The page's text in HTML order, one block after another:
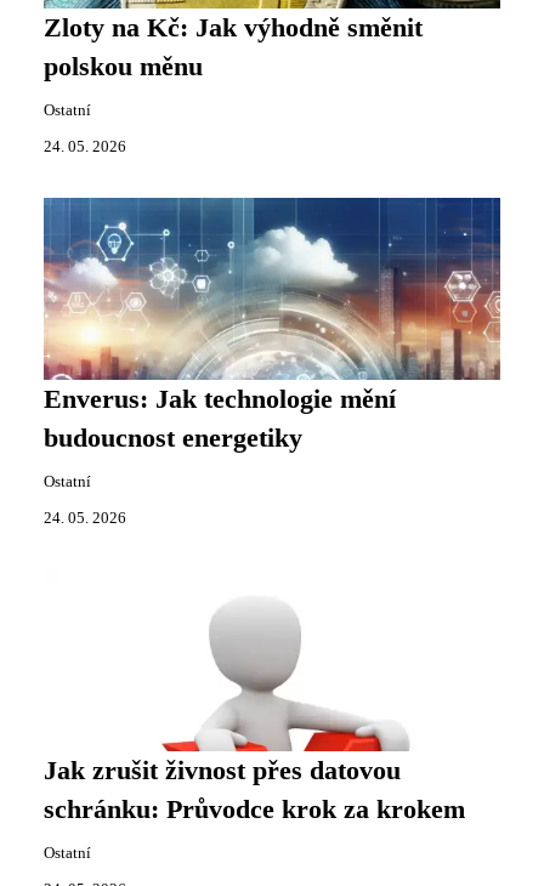
Zloty na Kč: Jak výhodně směnit
polskou měnu
Ostatní
24. 05. 2026
Enverus: Jak technologie mění
budoucnost energetiky
Ostatní
24. 05. 2026
Jak zrušit živnost přes datovou
schránku: Průvodce krok za krokem
Ostatní